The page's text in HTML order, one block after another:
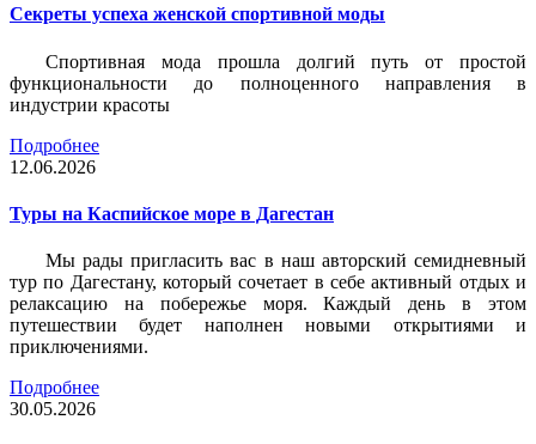
Секреты успеха женской спортивной моды
Спортивная мода прошла долгий путь от простой
функциональности до полноценного направления в
индустрии красоты
Подробнее
12.06.2026
Туры на Каспийское море в Дагестан
Мы рады пригласить вас в наш авторский семидневный
тур по Дагестану, который сочетает в себе активный отдых и
релаксацию на побережье моря. Каждый день в этом
путешествии будет наполнен новыми открытиями и
приключениями.
Подробнее
30.05.2026